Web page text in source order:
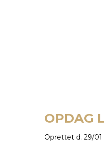
OPDAG
Oprettet d. 29/